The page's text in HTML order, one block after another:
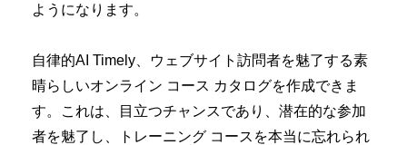
ようになります。
自律的AI Timely、ウェブサイト訪問者を魅了する素
晴らしいオンライン コース カタログを作成できま
す。これは、目立つチャンスであり、潜在的な参加
者を魅了し、トレーニング コースを本当に忘れられ